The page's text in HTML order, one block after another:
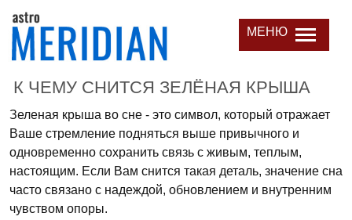
МЕНЮ
К ЧЕМУ СНИТСЯ ЗЕЛЁНАЯ КРЫША
Зеленая крыша во сне - это символ, который отражает
Ваше стремление подняться выше привычного и
одновременно сохранить связь с живым, теплым,
настоящим. Если Вам снится такая деталь, значение сна
часто связано с надеждой, обновлением и внутренним
чувством опоры.